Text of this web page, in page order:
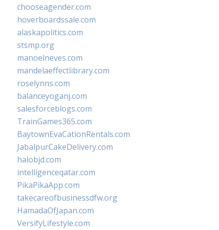
chooseagender.com
hoverboardssale.com
alaskapolitics.com
stsmp.org
manoelneves.com
mandelaeffectlibrary.com
roselynns.com
balanceyoganj.com
salesforceblogs.com
TrainGames365.com
BaytownEvaCationRentals.com
JabalpurCakeDelivery.com
halobjd.com
intelligenceqatar.com
PikaPikaApp.com
takecareofbusinessdfw.org
HamadaOfJapan.com
VersifyLifestyle.com